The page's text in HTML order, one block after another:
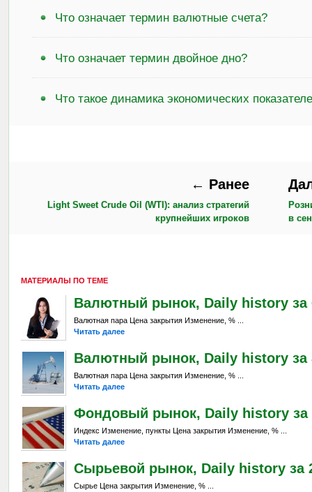
Что означает термин валютные счета?
Что означает термин двойное дно?
Что такое динамика экономических
← Ранее
Light Sweet Crude Oil (WTI): анализ стратегий
крупнейших игроков
в
МАТЕРИАЛЫ ПО ТЕМЕ
Валютный рынок, Daily history за
Валютная пара Цена закрытия Изменение, % ...
Читать далее
Валютный рынок, Daily history за
Валютная пара Цена закрытия Изменение, % ...
Читать далее
Фондовый рынок, Daily history за
Индекс Изменение, пункты Цена закрытия Изменение, % ...
Читать далее
Сырьевой рынок, Daily history за
Сырье Цена закрытия Изменение, % ...